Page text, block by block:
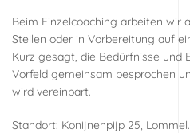
Beim Einzelcoaching arbeiten wir
Stellen oder in Vorbereitung auf
Kurz gesagt, die Bedürfnisse und
Vorfeld gemeinsam besprochen
wird vereinbart.
Standort: Konijnenpijp 25, Lommel.